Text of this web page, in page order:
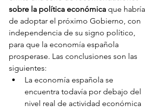
sobre la política económica que habría
de adoptar el próximo Gobierno, con
independencia de su signo político,
para que la economía española
prosperase. Las conclusiones son las
siguientes:
La economía española se
encuentra todavía por debajo del
nivel real de actividad económica